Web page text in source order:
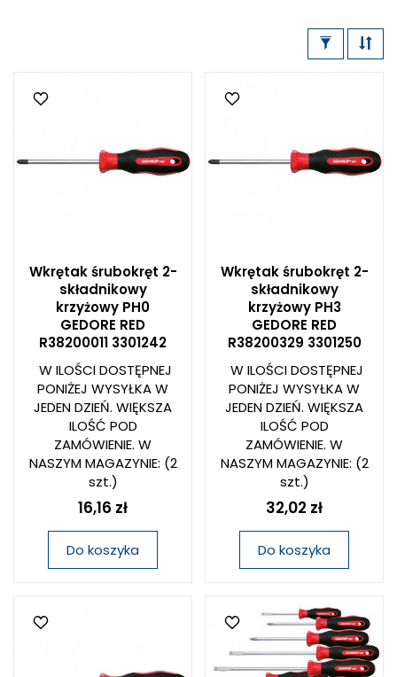
Wkrętak śrubokręt 2-
składnikowy
krzyżowy PH0
GEDORE RED
R38200011 3301242
W ILOŚCI DOSTĘPNEJ
PONIŻEJ WYSYŁKA W
JEDEN DZIEŃ. WIĘKSZA
ILOŚĆ POD
ZAMÓWIENIE. W
NASZYM MAGAZYNIE: (2
szt.)
16,16 zł
Do koszyka
Wkrętak śrubokręt 2-
składnikowy
krzyżowy PH3
GEDORE RED
R38200329 3301250
W ILOŚCI DOSTĘPNEJ
PONIŻEJ WYSYŁKA W
JEDEN DZIEŃ. WIĘKSZA
ILOŚĆ POD
ZAMÓWIENIE. W
NASZYM MAGAZYNIE: (2
szt.)
32,02 zł
Do koszyka